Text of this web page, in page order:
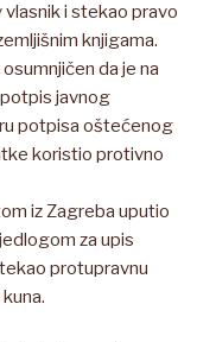
i stekao pravo
knjigama.
da je na
javnog
potpisa oštećenog
koristio protivno
iz Zagreba uputio
za upis
protupravnu